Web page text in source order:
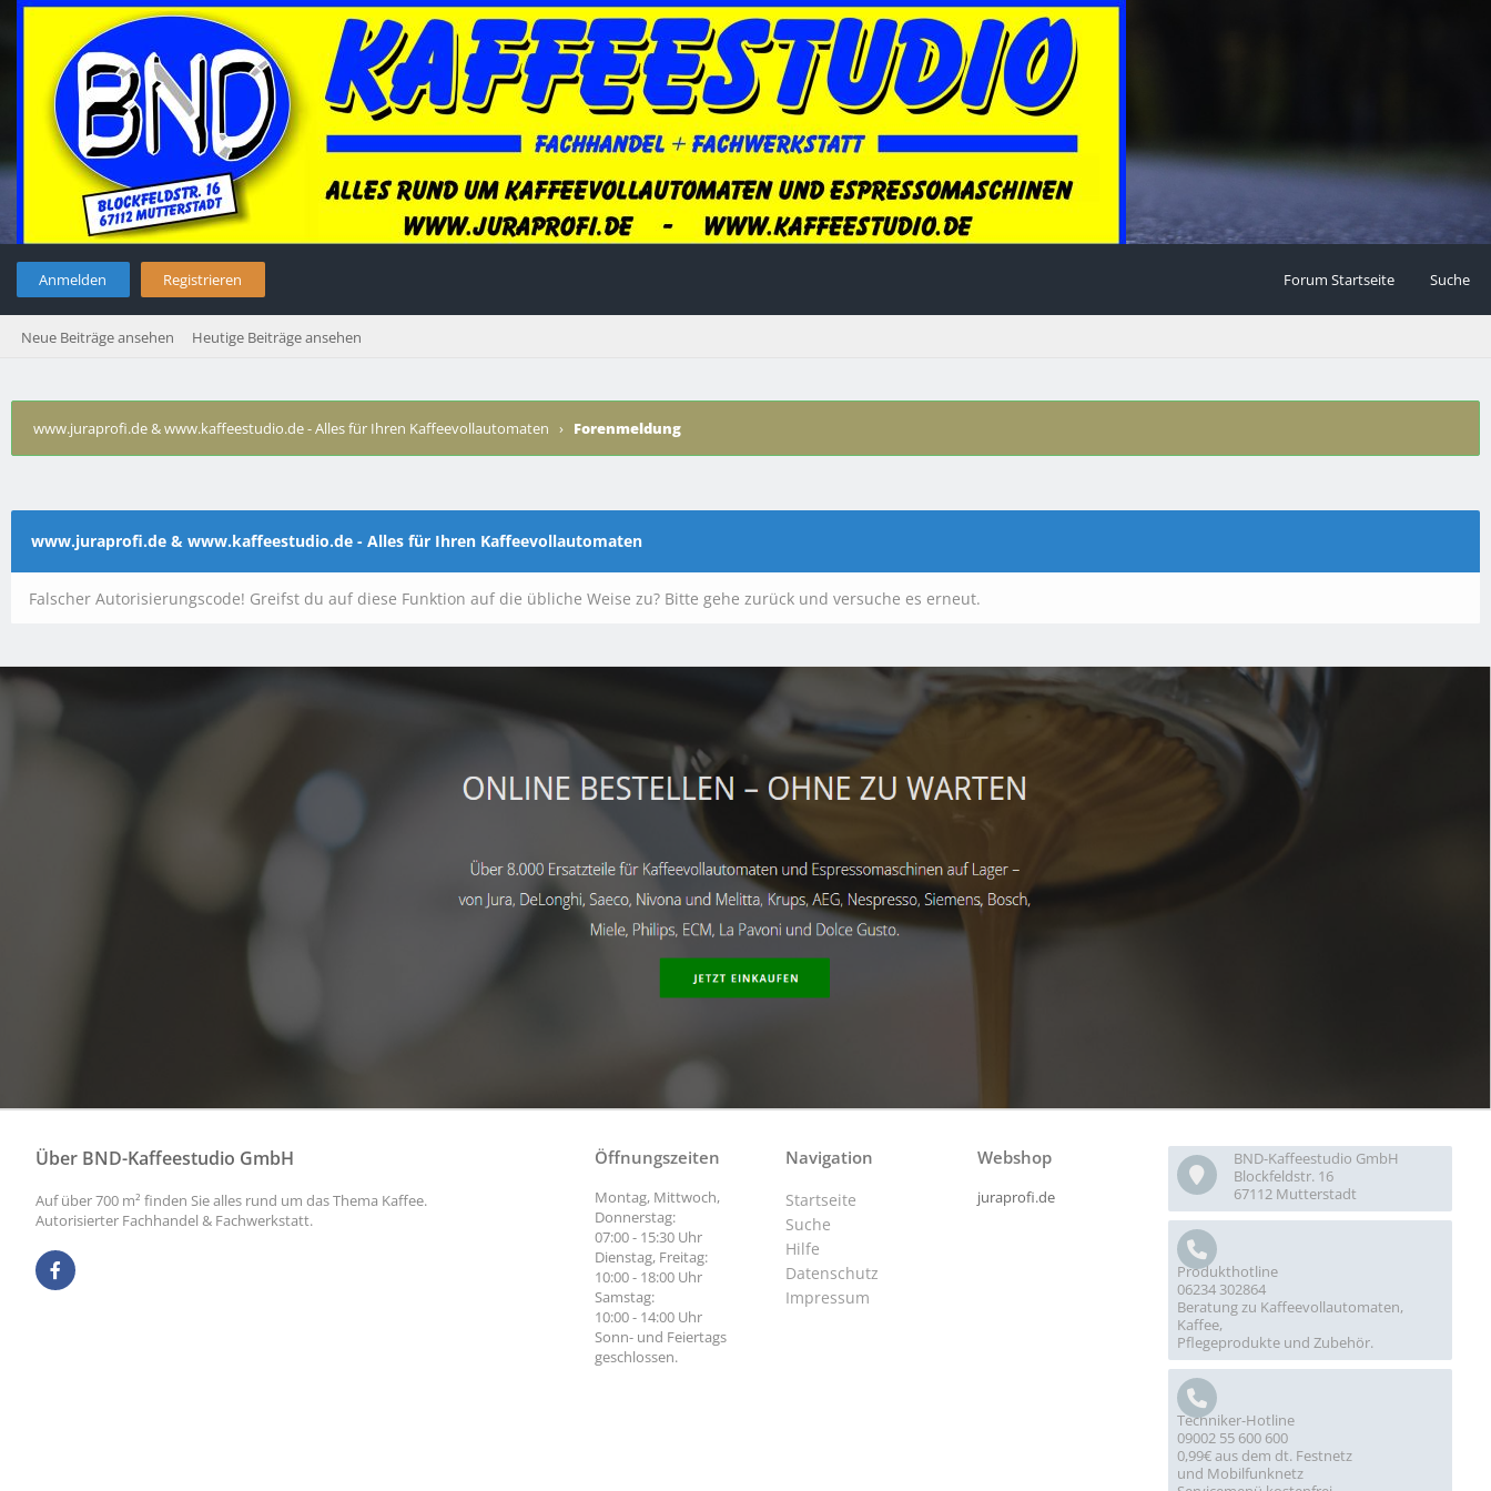
Anmelden Registrieren Forum Startseite Suche
Neue Beiträge ansehen Heutige Beiträge ansehen
www.juraprofi.de & www.kaffeestudio.de - Alles für Ihren Kaffeevollautomaten › Forenmeldung
www.juraprofi.de & www.kaffeestudio.de - Alles für Ihren Kaffeevollautomaten
Falscher Autorisierungscode! Greifst du auf diese Funktion auf die übliche Weise zu? Bitte gehe zurück und versuche es erneut.
Über BND-Kaffeestudio GmbH
Auf über 700 m² finden Sie alles rund um das Thema Kaffee.
Autorisierter Fachhandel & Fachwerkstatt.
BND-Kaffeestudio GmbH
Blockfeldstr. 16
67112 Mutterstadt
Produkthotline
06234 302864
Beratung zu Kaffeevollautomaten,
Kaffee,
Pflegeprodukte und Zubehör.
Techniker-Hotline
09002 55 600 600
0,99€ aus dem dt. Festnetz
und Mobilfunknetz
Webshop
juraprofi.de
Navigation
Startseite
Suche
Hilfe
Datenschutz
Impressum
Öffnungszeiten
Montag, Mittwoch,
Donnerstag:
07:00 - 15:30 Uhr
Dienstag, Freitag:
10:00 - 18:00 Uhr
Samstag:
10:00 - 14:00 Uhr
Sonn- und Feiertags
geschlossen.